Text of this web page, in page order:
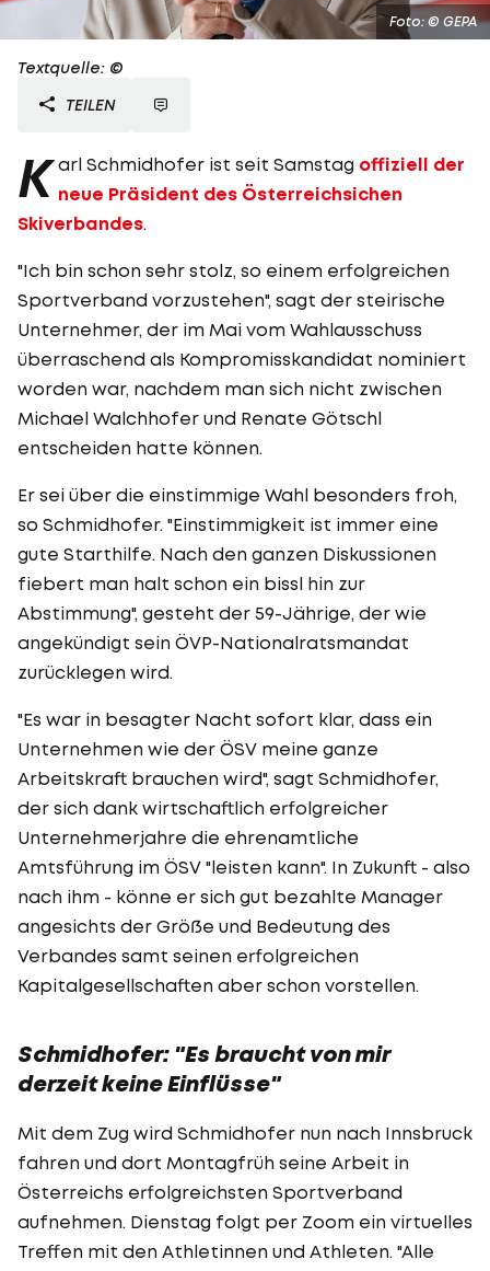
Foto: © GEPA
Textquelle: ©
TEILEN
K arl Schmidhofer ist seit Samstag offiziell der
neue Präsident des Österreichsichen
Skiverbandes.
"Ich bin schon sehr stolz, so einem erfolgreichen
Sportverband vorzustehen", sagt der steirische
Unternehmer, der im Mai vom Wahlausschuss
überraschend als Kompromisskandidat nominiert
worden war, nachdem man sich nicht zwischen
Michael Walchhofer und Renate Götschl
entscheiden hatte können.
Er sei über die einstimmige Wahl besonders froh,
so Schmidhofer. "Einstimmigkeit ist immer eine
gute Starthilfe. Nach den ganzen Diskussionen
fiebert man halt schon ein bissl hin zur
Abstimmung", gesteht der 59-Jährige, der wie
angekündigt sein ÖVP-Nationalratsmandat
zurücklegen wird.
"Es war in besagter Nacht sofort klar, dass ein
Unternehmen wie der ÖSV meine ganze
Arbeitskraft brauchen wird", sagt Schmidhofer,
der sich dank wirtschaftlich erfolgreicher
Unternehmerjahre die ehrenamtliche
Amtsführung im ÖSV "leisten kann". In Zukunft - also
nach ihm - könne er sich gut bezahlte Manager
angesichts der Größe und Bedeutung des
Verbandes samt seinen erfolgreichen
Kapitalgesellschaften aber schon vorstellen.
Schmidhofer: "Es braucht von mir
derzeit keine Einflüsse"
Mit dem Zug wird Schmidhofer nun nach Innsbruck
fahren und dort Montagfrüh seine Arbeit in
Österreichs erfolgreichsten Sportverband
aufnehmen. Dienstag folgt per Zoom ein virtuelles
Treffen mit den Athletinnen und Athleten. "Alle